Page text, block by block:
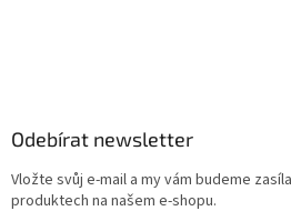
Odebírat newsletter
Vložte svůj e-mail a my vám budeme
produktech na našem e-shopu.